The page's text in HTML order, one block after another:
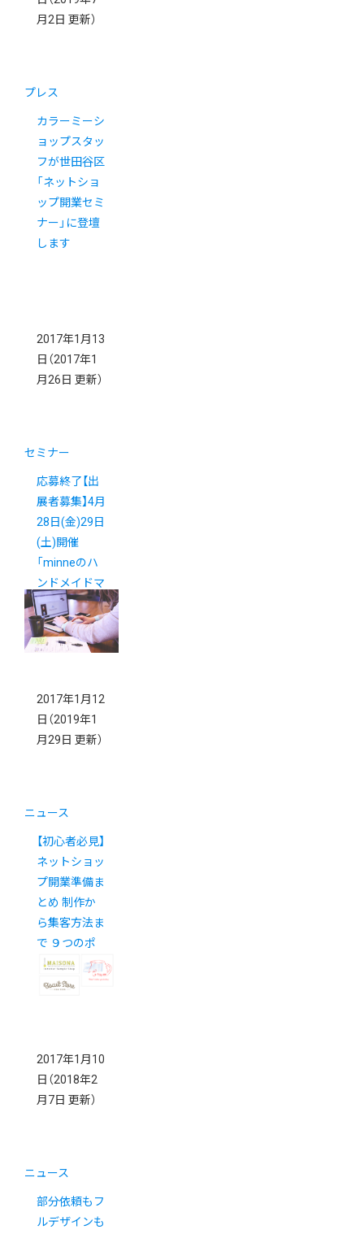
月2日 更新）
プレス
カラーミーシ
ョップスタッ
フが世田谷区
「ネットショ
ップ開業セミ
ナー」に登壇
します
2017年1月13
日 （2017年1
月26日 更新）
セミナー
応募終了【出
展者募集】4月
28日(金)29日
(土)開催
「minneのハ
ンドメイドマ
ーケット
2017」
2017年1月12
日 （2019年1
月29日 更新）
ニュース
【初心者必見】
ネットショッ
プ開業準備ま
とめ 制作か
ら集客方法ま
で ９つのポ
イント
2017年1月10
日 （2018年2
月7日 更新）
ニュース
部分依頼もフ
ルデザインも